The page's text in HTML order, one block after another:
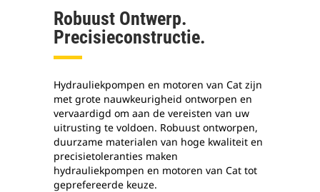
Robuust Ontwerp.
Precisieconstructie.
Hydrauliekpompen en motoren van Cat zijn
met grote nauwkeurigheid ontworpen en
vervaardigd om aan de vereisten van uw
uitrusting te voldoen. Robuust ontworpen,
duurzame materialen van hoge kwaliteit en
precisietoleranties maken
hydrauliekpompen en motoren van Cat tot
geprefereerde keuze.